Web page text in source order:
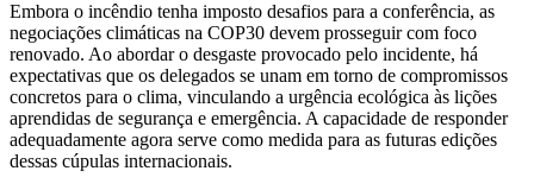
Embora o incêndio tenha imposto desafios para a conferência, as
negociações climáticas na COP30 devem prosseguir com foco
renovado. Ao abordar o desgaste provocado pelo incidente, há
expectativas que os delegados se unam em torno de compromissos
concretos para o clima, vinculando a urgência ecológica às lições
aprendidas de segurança e emergência. A capacidade de responder
adequadamente agora serve como medida para as futuras edições
dessas cúpulas internacionais.